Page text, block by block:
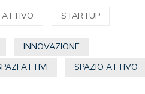
ATTIVO STARTUP
INNOVAZIONE
ATTIVI
SPAZIO ATTIVO